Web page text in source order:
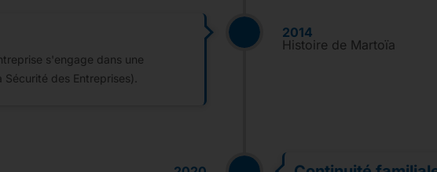
2014
Histoire de Martoïa
s'engage dans une
des Entreprises).